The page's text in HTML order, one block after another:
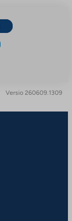
Versio 260609.1309